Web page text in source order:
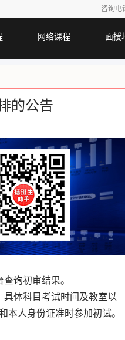
咨询电
网络课程 面授
的公告
询初审结果。
体科目考试时间及教室以
本人身份证准时参加初试。